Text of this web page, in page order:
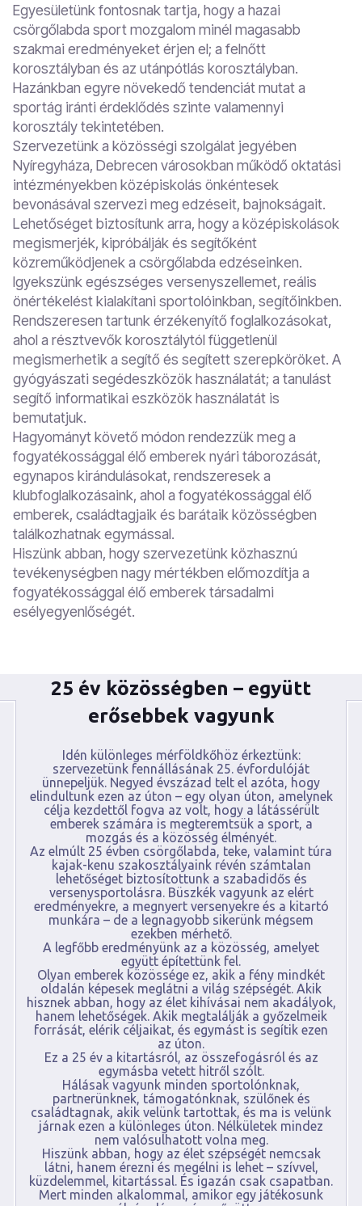
Egyesületünk fontosnak tartja, hogy a hazai
csörgőlabda sport mozgalom minél magasabb
szakmai eredményeket érjen el; a felnőtt
korosztályban és az utánpótlás korosztályban.
Hazánkban egyre növekedő tendenciát mutat a
sportág iránti érdeklődés szinte valamennyi
korosztály tekintetében.
Szervezetünk a közösségi szolgálat jegyében
Nyíregyháza, Debrecen városokban működő oktatási
intézményekben középiskolás önkéntesek
bevonásával szervezi meg edzéseit, bajnokságait.
Lehetőséget biztosítunk arra, hogy a középiskolások
megismerjék, kipróbálják és segítőként
közreműködjenek a csörgőlabda edzéseinken.
Igyekszünk egészséges versenyszellemet, reális
önértékelést kialakítani sportolóinkban, segítőinkben.
Rendszeresen tartunk érzékenyítő foglalkozásokat,
ahol a résztvevők korosztálytól függetlenül
megismerhetik a segítő és segített szerepköröket. A
gyógyászati segédeszközök használatát; a tanulást
segítő informatikai eszközök használatát is
bemutatjuk.
Hagyományt követő módon rendezzük meg a
fogyatékossággal élő emberek nyári táborozását,
egynapos kirándulásokat, rendszeresek a
klubfoglalkozásaink, ahol a fogyatékossággal élő
emberek, családtagjaik és barátaik közösségben
találkozhatnak egymással.
Hiszünk abban, hogy szervezetünk közhasznú
tevékenységben nagy mértékben előmozdítja a
fogyatékossággal élő emberek társadalmi
esélyegyenlőségét.
25 év közösségben – együtt
erősebbek vagyunk
Idén különleges mérföldkőhöz érkeztünk:
szervezetünk fennállásának 25. évfordulóját
ünnepeljük. Negyed évszázad telt el azóta, hogy
elindultunk ezen az úton – egy olyan úton, amelynek
célja kezdettől fogva az volt, hogy a látássérült
emberek számára is megteremtsük a sport, a
mozgás és a közösség élményét.
Az elmúlt 25 évben csörgőlabda, teke, valamint túra
kajak-kenu szakosztályaink révén számtalan
lehetőséget biztosítottunk a szabadidős és
versenysportolásra. Büszkék vagyunk az elért
eredményekre, a megnyert versenyekre és a kitartó
munkára – de a legnagyobb sikerünk mégsem
ezekben mérhető.
A legfőbb eredményünk az a közösség, amelyet
együtt építettünk fel.
Olyan emberek közössége ez, akik a fény mindkét
oldalán képesek meglátni a világ szépségét. Akik
hisznek abban, hogy az élet kihívásai nem akadályok,
hanem lehetőségek. Akik megtalálják a győzelmeik
forrását, elérik céljaikat, és egymást is segítik ezen
az úton.
Ez a 25 év a kitartásról, az összefogásról és az
egymásba vetett hitről szólt.
Hálásak vagyunk minden sportolónknak,
partnerünknek, támogatónknak, szülőnek és
családtagnak, akik velünk tartottak, és ma is velünk
járnak ezen a különleges úton. Nélkületek mindez
nem valósulhatott volna meg.
Hiszünk abban, hogy az élet szépségét nemcsak
látni, hanem érezni és megélni is lehet – szívvel,
küzdelemmel, kitartással. És igazán csak csapatban.
Mert minden alkalommal, amikor egy játékosunk